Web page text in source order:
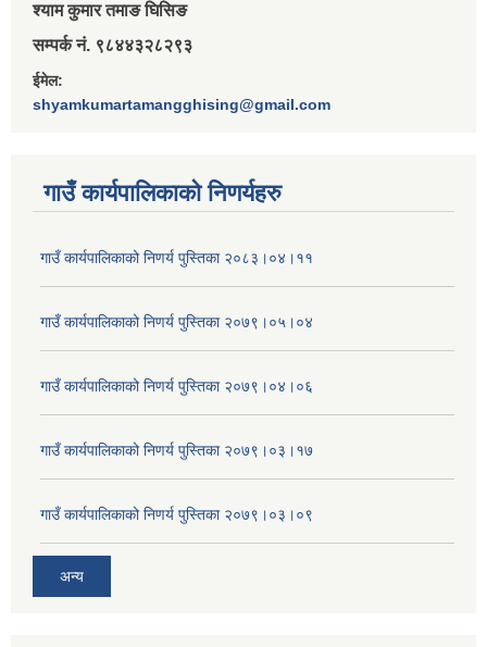
श्‍याम कुमार तमाङ घिसिङ
सम्पर्क नं. ९८४४३२८२९३
ईमेल:
shyamkumartamangghising@gmail.com
गाउँ कार्यपालिकाकाे निणर्यहरु
गाउँ कार्यपालिकाको निणर्य पुस्तिका २०८३।०४।११
गाउँ कार्यपालिकाको निणर्य पुस्तिका २०७९।०५।०४
गाउँ कार्यपालिकाको निणर्य पुस्तिका २०७९।०४।०६
गाउँ कार्यपालिकाको निणर्य पुस्तिका २०७९।०३।१७
गाउँ कार्यपालिकाको निणर्य पुस्तिका २०७९।०३।०९
अन्य